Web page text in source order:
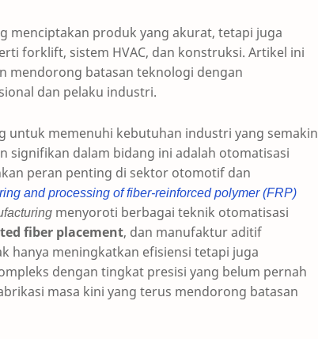
menciptakan produk yang akurat, tetapi juga
forklift, sistem HVAC, dan konstruksi. Artikel ini
mendorong batasan teknologi dengan
dan pelaku industri.
memenuhi kebutuhan industri yang semakin
signifikan dalam bidang ini adalah otomatisasi
peran penting di sektor otomotif dan
andprocessingoffiber-reinforcedpolymer(FRP)
menyoroti berbagai teknik otomatisasi
fiber placement, dan manufaktur aditif
hanya meningkatkan efisiensi tetapi juga
dengan tingkat presisi yang belum pernah
masa kini yang terus mendorong batasan